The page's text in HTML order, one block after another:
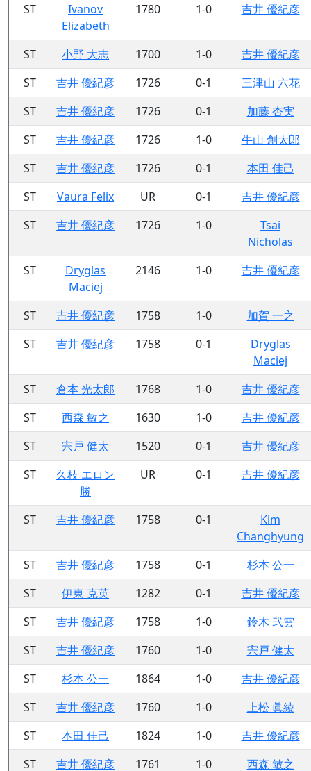
ST
Ivanov
Elizabeth
1780 1-0 吉井 優紀彦
ST 小野 大志 1700 1-0
吉井 優紀彦
ST
吉井 優紀彦 1726 0-1
三津山 六花
ST
吉井 優紀彦 1726 0-1
加藤 杏実
ST
吉井 優紀彦 1726 1-0
牛山 創太郎
ST
吉井 優紀彦 1726 0-1
本田 佳己
ST
Vaura Felix UR 0-1
吉井 優紀彦
ST
吉井 優紀彦 1726 1-0
Tsai
Nicholas
ST
Dryglas
Maciej
2146 1-0 吉井 優紀彦
ST 吉井 優紀彦 1758 1-0
加賀 一之
ST
吉井 優紀彦 1758 0-1
Dryglas
Maciej
ST
倉本 光太郎 1768 1-0
吉井 優紀彦
ST
西森 敏之 1630 1-0
吉井 優紀彦
ST
宍戸 健太 1520 0-1
吉井 優紀彦
ST
久枝 エロン
勝
UR 0-1 吉井 優紀彦
ST 吉井 優紀彦 1758 0-1
Kim
Changhyung
ST
吉井 優紀彦 1758 0-1
杉本 公一
ST
伊東 克英 1282 0-1
吉井 優紀彦
ST
吉井 優紀彦 1758 1-0
鈴木 弐雲
ST
吉井 優紀彦 1760 1-0
宍戸 健太
ST
杉本 公一 1864 1-0
吉井 優紀彦
ST
吉井 優紀彦 1760 1-0
上松 眞綾
ST
本田 佳己 1824 1-0
吉井 優紀彦
ST
吉井 優紀彦 1761 1-0 西森 敏之